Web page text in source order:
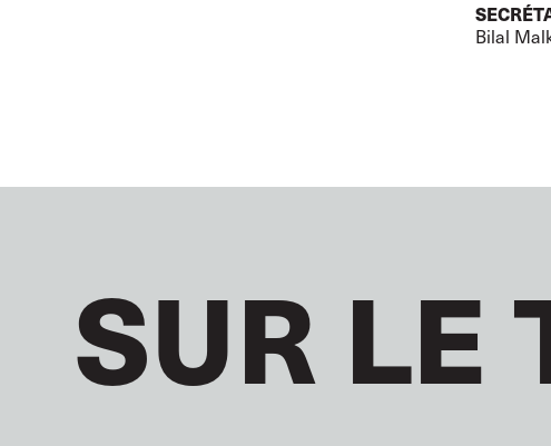
Bilal
SUR LE